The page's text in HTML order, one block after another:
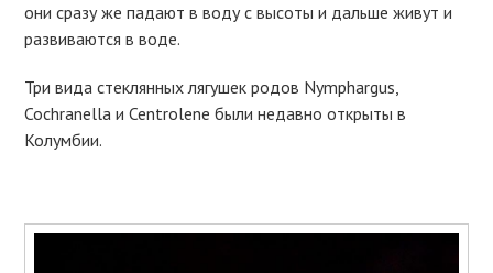
они сразу же падают в воду с высоты и дальше живут и
развиваются в воде.
Три вида стеклянных лягушек родов Nymphargus,
Cochranella и Centrolene были недавно открыты в
Колумбии.